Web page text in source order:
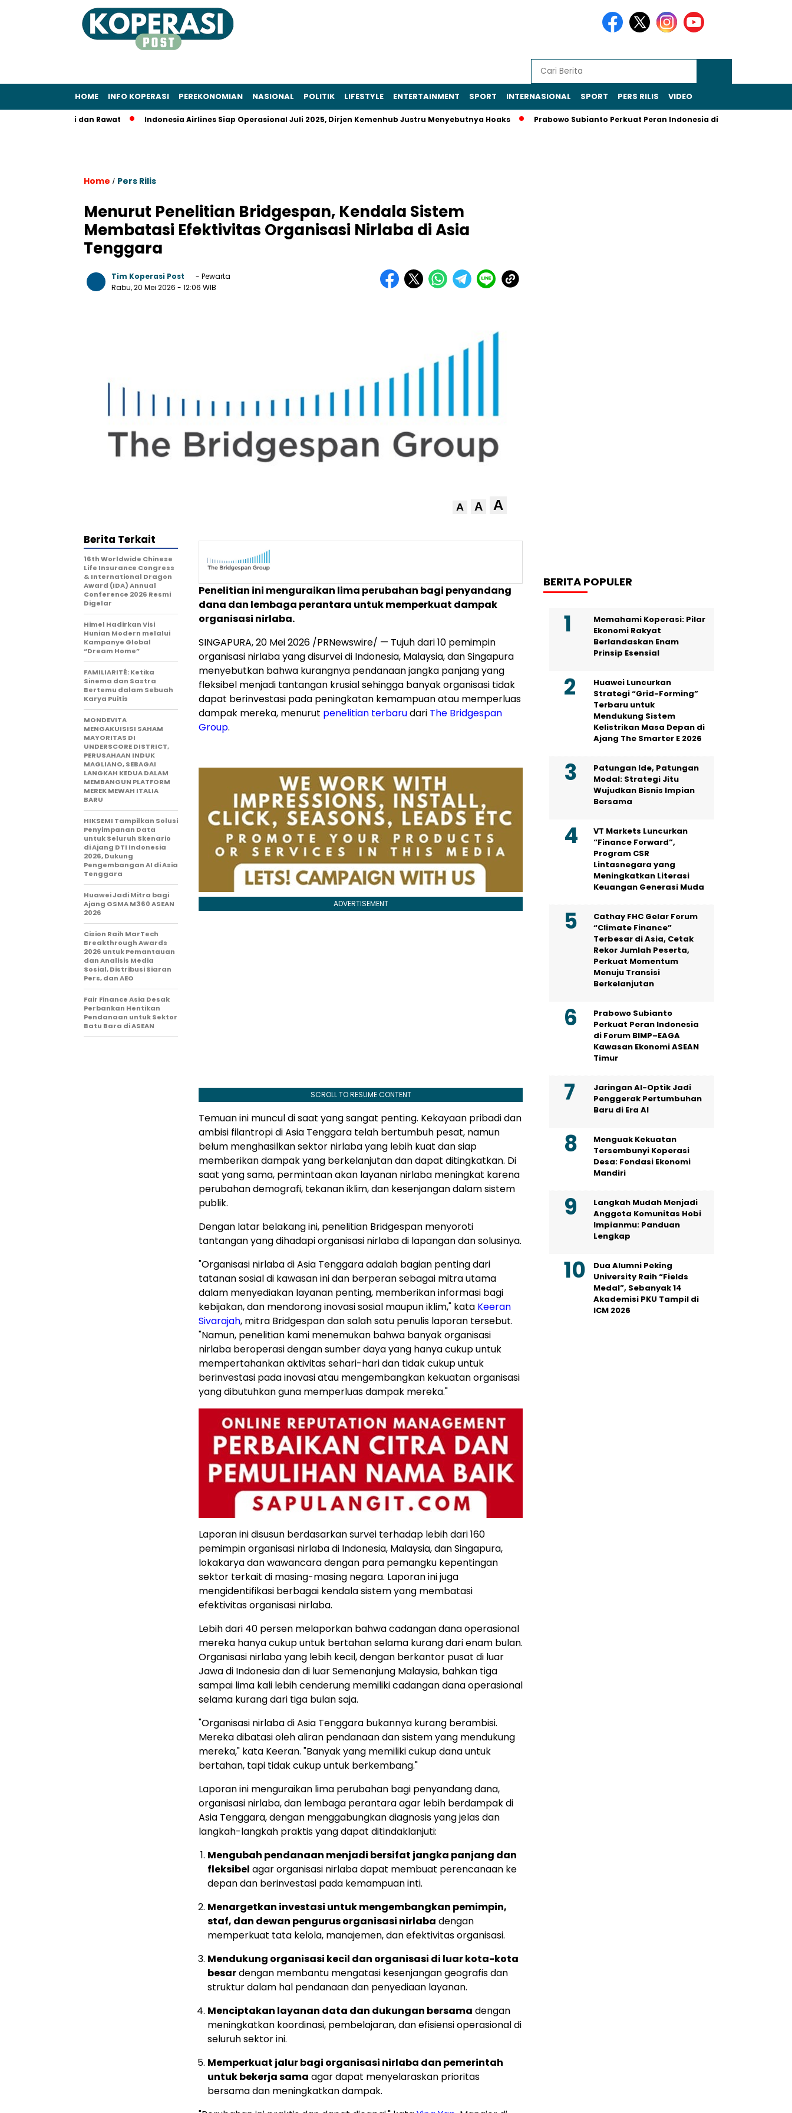
HOME INFO KOPERASI PEREKONOMIAN NASIONAL POLITIK LIFESTYLE ENTERTAINMENT SPORT INTERNASIONAL SPORT PERS RILIS VIDEO
Pakai dan Rawat Indonesia Airlines Siap Operasional Juli 2025, Dirjen Kemenhub Justru Menyebutnya Hoaks Prabowo Subianto Perkuat Peran Indonesia di Forum BIMP–EAGA
Home / Pers Rilis
Menurut Penelitian Bridgespan, Kendala Sistem
Membatasi Efektivitas Organisasi Nirlaba di Asia
Tenggara
Tim Koperasi Post
- Pewarta
Rabu, 20 Mei 2026 - 12:06 WIB
A A A
Penelitian ini menguraikan lima perubahan bagi penyandang
dana dan lembaga perantara untuk memperkuat dampak
organisasi nirlaba.
SINGAPURA,20 Mei 2026 /PRNewswire/ — Tujuh dari 10 pemimpin
organisasi nirlaba yang disurvei di Indonesia, Malaysia, dan Singapura
menyebutkan bahwa kurangnya pendanaan jangka panjang yang
fleksibel menjadi tantangan krusial sehingga banyak organisasi tidak
dapat berinvestasi pada peningkatan kemampuan atau memperluas
dampak mereka, menurut penelitian terbarudari The Bridgespan
Group.
ADVERTISEMENT
SCROLL TO RESUME CONTENT
Temuan ini muncul di saat yang sangat penting. Kekayaan pribadi dan
ambisi filantropi di Asia Tenggara telah bertumbuh pesat, namun
belum menghasilkan sektor nirlaba yang lebih kuat dan siap
memberikan dampak yang berkelanjutan dan dapat ditingkatkan. Di
saat yang sama, permintaan akan layanan nirlaba meningkat karena
perubahan demografi, tekanan iklim, dan kesenjangan dalam sistem
publik.
Dengan latar belakang ini, penelitian Bridgespan menyoroti
tantangan yang dihadapi organisasi nirlaba di lapangan dan solusinya.
"Organisasi nirlaba di Asia Tenggara adalah bagian penting dari
tatanan sosial di kawasan ini dan berperan sebagai mitra utama
dalam menyediakan layanan penting, memberikan informasi bagi
kebijakan, dan mendorong inovasi sosial maupun iklim," kata Keeran
Sivarajah, mitra Bridgespan dan salah satu penulis laporan tersebut.
"Namun, penelitian kami menemukan bahwa banyak organisasi
nirlaba beroperasi dengan sumber daya yang hanya cukup untuk
mempertahankan aktivitas sehari-hari dan tidak cukup untuk
berinvestasi pada inovasi atau mengembangkan kekuatan organisasi
yang dibutuhkan guna memperluas dampak mereka."
Laporan ini disusun berdasarkan survei terhadap lebih dari 160
pemimpin organisasi nirlaba di Indonesia, Malaysia, dan Singapura,
lokakarya dan wawancara dengan para pemangku kepentingan
sektor terkait di masing-masing negara. Laporan ini juga
mengidentifikasi berbagai kendala sistem yang membatasi
efektivitas organisasi nirlaba.
Lebih dari 40 persen melaporkan bahwa cadangan dana operasional
mereka hanya cukup untuk bertahan selama kurang dari enam bulan.
Organisasi nirlaba yang lebih kecil, dengan berkantor pusat di luar
Jawa di Indonesia dan di luar Semenanjung Malaysia, bahkan tiga
sampai lima kali lebih cenderung memiliki cadangan dana operasional
selama kurang dari tiga bulan saja.
"Organisasi nirlaba di Asia Tenggara bukannya kurang berambisi.
Mereka dibatasi oleh aliran pendanaan dan sistem yang mendukung
mereka," kata Keeran. "Banyak yang memiliki cukup dana untuk
bertahan, tapi tidak cukup untuk berkembang."
Laporan ini menguraikan lima perubahan bagi penyandang dana,
organisasi nirlaba, dan lembaga perantara agar lebih berdampak di
Asia Tenggara, dengan menggabungkan diagnosis yang jelas dan
langkah-langkah praktis yang dapat ditindaklanjuti:
Mengubah pendanaan menjadi bersifat jangka panjang dan
fleksibel agar organisasi nirlaba dapat membuat perencanaan ke
depan dan berinvestasi pada kemampuan inti.
Menargetkan investasi untuk mengembangkan pemimpin,
staf, dan dewan pengurus organisasi nirlaba dengan
memperkuat tata kelola, manajemen, dan efektivitas organisasi.
Mendukung organisasi kecil dan organisasi di luar kota-kota
besardengan membantu mengatasi kesenjangan geografis dan
struktur dalam hal pendanaan dan penyediaan layanan.
Menciptakan layanan data dan dukungan bersama dengan
meningkatkan koordinasi, pembelajaran, dan efisiensi operasional di
seluruh sektor ini.
Memperkuat jalur bagi organisasi nirlaba dan pemerintah
untuk bekerja sama agar dapat menyelaraskan prioritas
bersama dan meningkatkan dampak.
Berita Terkait
16th Worldwide Chinese
Life Insurance Congress
& International Dragon
Award (IDA) Annual
Conference 2026 Resmi
Digelar
Himel Hadirkan Visi
Hunian Modern melalui
Kampanye Global
“Dream Home”
FAMILIARITÉ: Ketika
Sinema dan Sastra
Bertemu dalam Sebuah
Karya Puitis
MONDEVITA
MENGAKUISISI SAHAM
MAYORITAS DI
UNDERSCORE DISTRICT,
PERUSAHAAN INDUK
MAGLIANO, SEBAGAI
LANGKAH KEDUA DALAM
MEMBANGUN PLATFORM
MEREK MEWAH ITALIA
BARU
HIKSEMI Tampilkan Solusi
Penyimpanan Data
untuk Seluruh Skenario
di Ajang DTI Indonesia
2026, Dukung
Pengembangan AI di Asia
Tenggara
Huawei Jadi Mitra bagi
Ajang GSMA M360 ASEAN
2026
Cision Raih MarTech
Breakthrough Awards
2026 untuk Pemantauan
dan Analisis Media
Sosial, Distribusi Siaran
Pers, dan AEO
Fair Finance Asia Desak
Perbankan Hentikan
Pendanaan untuk Sektor
Batu Bara di ASEAN
BERITA POPULER
Memahami Koperasi: Pilar
Ekonomi Rakyat
Berlandaskan Enam
Prinsip Esensial
Huawei Luncurkan
Strategi “Grid-Forming”
Terbaru untuk
Mendukung Sistem
Kelistrikan Masa Depan di
Ajang The Smarter E 2026
Patungan Ide, Patungan
Modal: Strategi Jitu
Wujudkan Bisnis Impian
Bersama
VT Markets Luncurkan
“Finance Forward”,
Program CSR
Lintasnegara yang
Meningkatkan Literasi
Keuangan Generasi Muda
Cathay FHC Gelar Forum
“Climate Finance”
Terbesar di Asia, Cetak
Rekor Jumlah Peserta,
Perkuat Momentum
Menuju Transisi
Berkelanjutan
Prabowo Subianto
Perkuat Peran Indonesia
di Forum BIMP–EAGA
Kawasan Ekonomi ASEAN
Timur
Jaringan AI-Optik Jadi
Penggerak Pertumbuhan
Baru di Era AI
Menguak Kekuatan
Tersembunyi Koperasi
Desa: Fondasi Ekonomi
Mandiri
Langkah Mudah Menjadi
Anggota Komunitas Hobi
Impianmu: Panduan
Lengkap
Dua Alumni Peking
University Raih “Fields
Medal”, Sebanyak 14
Akademisi PKU Tampil di
ICM 2026